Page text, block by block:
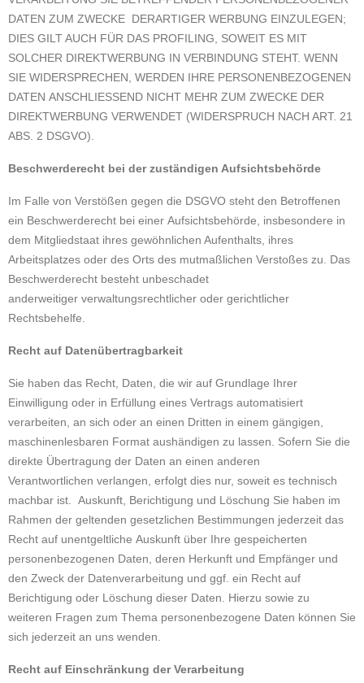
DATEN ZUM ZWECKE DERARTIGER WERBUNG EINZULEGEN;
DIES GILT AUCH FÜR DAS PROFILING, SOWEIT ES MIT
SOLCHER DIREKTWERBUNG IN VERBINDUNG STEHT. WENN
SIE WIDERSPRECHEN, WERDEN IHRE PERSONENBEZOGENEN
DATEN ANSCHLIESSEND NICHT MEHR ZUM ZWECKE DER
DIREKTWERBUNG VERWENDET (WIDERSPRUCH NACH ART. 21
ABS. 2 DSGVO).
Beschwerderecht bei der zuständigen Aufsichtsbehörde
Im Falle von Verstößen gegen die DSGVO steht den Betroffenen
ein Beschwerderecht bei einer Aufsichtsbehörde, insbesondere in
dem Mitgliedstaat ihres gewöhnlichen Aufenthalts, ihres
Arbeitsplatzes oder des Orts des mutmaßlichen Verstoßes zu. Das
Beschwerderecht besteht unbeschadet
anderweitiger verwaltungsrechtlicher oder gerichtlicher
Rechtsbehelfe.
Recht auf Datenübertragbarkeit
Sie haben das Recht, Daten, die wir auf Grundlage Ihrer
Einwilligung oder in Erfüllung eines Vertrags automatisiert
verarbeiten, an sich oder an einen Dritten in einem gängigen,
maschinenlesbaren Format aushändigen zu lassen. Sofern Sie die
direkte Übertragung der Daten an einen anderen
Verantwortlichen verlangen, erfolgt dies nur, soweit es technisch
machbar ist. Auskunft, Berichtigung und Löschung Sie haben im
Rahmen der geltenden gesetzlichen Bestimmungen jederzeit das
Recht auf unentgeltliche Auskunft über Ihre gespeicherten
personenbezogenen Daten, deren Herkunft und Empfänger und
den Zweck der Datenverarbeitung und ggf. ein Recht auf
Berichtigung oder Löschung dieser Daten. Hierzu sowie zu
weiteren Fragen zum Thema personenbezogene Daten können Sie
sich jederzeit an uns wenden.
Recht auf Einschränkung der Verarbeitung